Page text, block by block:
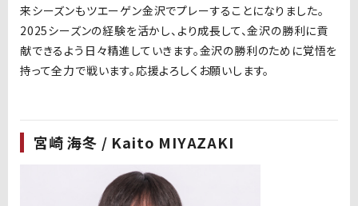
来シーズンもツエーゲン金沢でプレーすることになりました。
2025シーズンの経験を活かし、より成長して、金沢の勝利に貢
献できるよう日々精進していきます。金沢の勝利のために覚悟を
持って全力で戦います。応援よろしくお願いします。
宮崎 海冬 / Kaito MIYAZAKI